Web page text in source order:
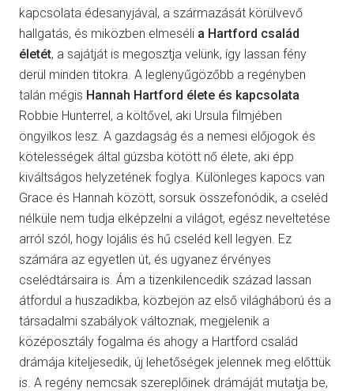
kapcsolata édesanyjával, a származását körülvevő
hallgatás, és miközben elmeséli a Hartford család
életét, a sajátját is megosztja velünk, így lassan fény
derül minden titokra. A leglenyűgözőbb a regényben
talán mégis Hannah Hartford élete és kapcsolata
Robbie Hunterrel, a költővel, aki Ursula filmjében
öngyilkos lesz. A gazdagság és a nemesi előjogok és
kötelességek által gúzsba kötött nő élete, aki épp
kiváltságos helyzetének foglya. Különleges kapocs van
Grace és Hannah között, sorsuk összefonódik, a cseléd
nélküle nem tudja elképzelni a világot, egész neveltetése
arról szól, hogy lojális és hű cseléd kell legyen. Ez
számára az egyetlen út, és ugyanez érvényes
cselédtársaira is. Ám a tizenkilencedik század lassan
átfordul a huszadikba, közbejön az első világháború és a
társadalmi szabályok változnak, megjelenik a
középosztály fogalma és ahogy a Hartford család
drámája kiteljesedik, új lehetőségek jelennek meg előttük
is. A regény nemcsak szereplőinek drámáját mutatja be,